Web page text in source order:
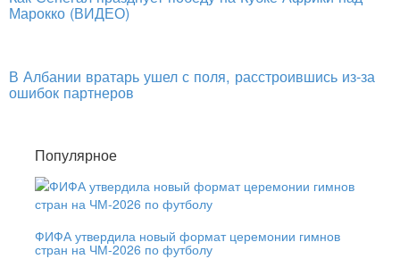
Марокко (ВИДЕО)
В Албании вратарь ушел с поля, расстроившись из-за
ошибок партнеров
Популярное
ФИФА утвердила новый формат церемонии гимнов
стран на ЧМ-2026 по футболу